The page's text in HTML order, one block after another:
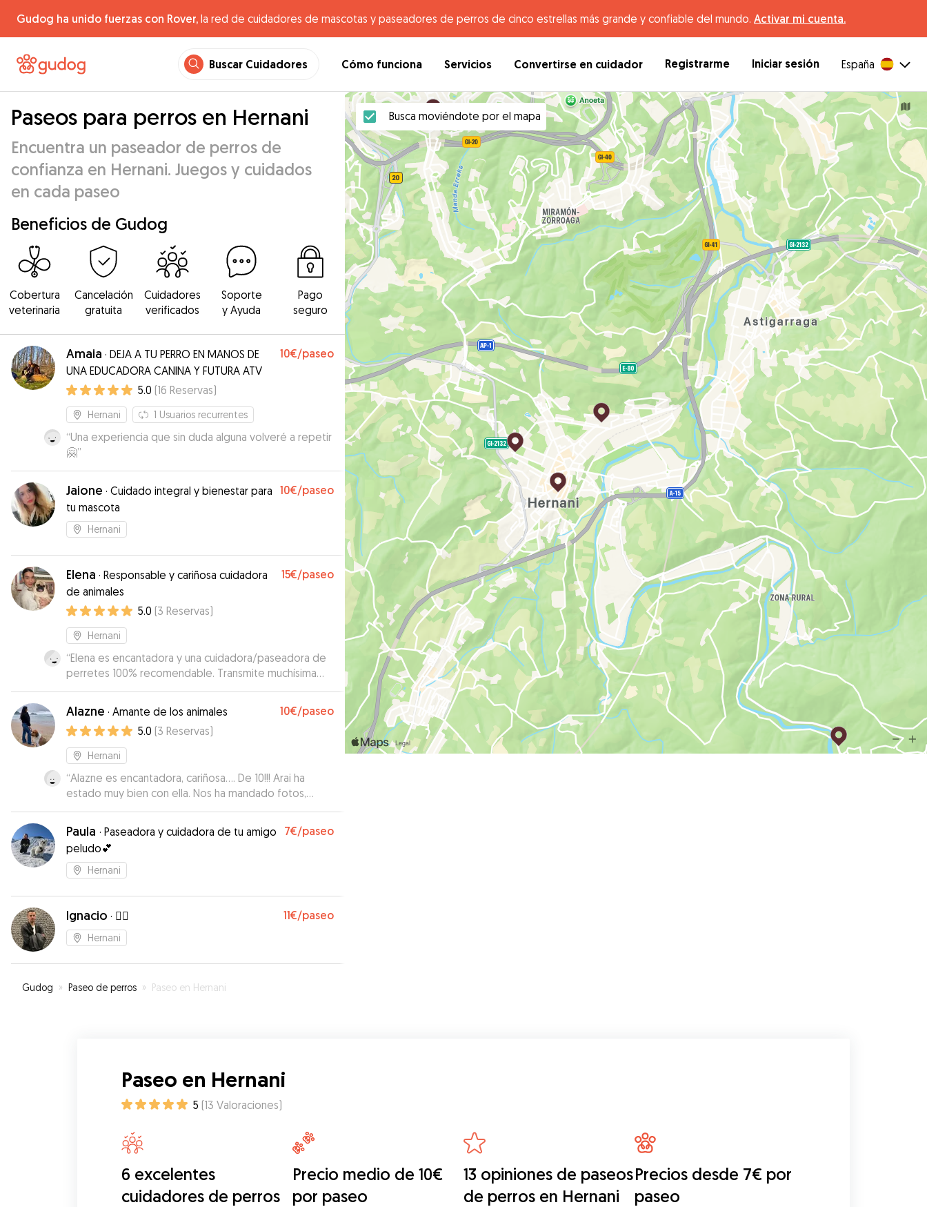
Gudog ha unido fuerzas con Rover, la red de cuidadores de mascotas y paseadores de perros de cinco estrellas más grande y confiable del mundo. Activar mi cuenta.
Buscar Cuidadores Cómo funciona Servicios Convertirse en cuidador Registrarme Iniciar sesión España
Paseos para perros en Hernani
Encuentra un paseador de perros de
confianza en Hernani. Juegos y cuidados
en cada paseo
Beneficios de Gudog
Cobertura
veterinaria
Cancelación
gratuita
Cuidadores
verificados
Soporte
y Ayuda
Pago
seguro
Amaia · DEJA A TU PERRO EN MANOS DE
UNA EDUCADORA CANINA Y FUTURA ATV
10€/paseo
5.0 (16 Reservas)
Hernani 1 Usuarios recurrentes
“Una experiencia que sin duda alguna volveré a repetir
🤗”
Jaione · Cuidado integral y bienestar para
tu mascota
10€/paseo
Hernani
Elena · Responsable y cariñosa cuidadora
de animales
15€/paseo
5.0 (3 Reservas)
Hernani
“Elena es encantadora y una cuidadora/paseadora de
perretes 100% recomendable. Transmite muchísima
confianza y los perritos lo notan rápido. Estoy
encantada y repetiré :) Muchas gracias!
Alazne · Amante de los animales 10€/paseo
5.0 (3 Reservas)
Hernani
“Alazne es encantadora, cariñosa…. De 10!!! Arai ha
estado muy bien con ella. Nos ha mandado fotos,
vídeos… Repetiremos sin ninguna duda. 100%
recomendable.
Paula · Paseadora y cuidadora de tu amigo
peludo💕
7€/paseo
Hernani
Ignacio · 🧞‍♂️ 11€/paseo
Hernani
Gudog » Paseo de perros » Paseo en Hernani
Busca moviéndote por el mapa
Paseo en Hernani
5 (13 Valoraciones)
6 excelentes
cuidadores de perros
Precio medio de 10€
por paseo
13 opiniones de paseos
de perros en Hernani
Precios desde 7€ por
paseo